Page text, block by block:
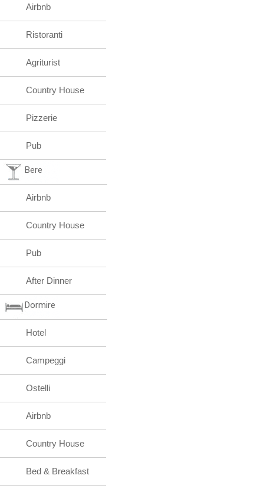
Airbnb
Ristoranti
Agriturist
Country House
Pizzerie
Pub
Bere
Airbnb
Country House
Pub
After Dinner
Dormire
Hotel
Campeggi
Ostelli
Airbnb
Country House
Bed & Breakfast